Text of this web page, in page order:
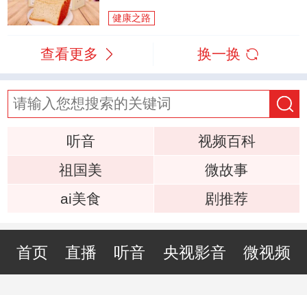
健康之路
查看更多 换一换
听音
视频百科
祖国美
微故事
ai美食
剧推荐
首页 直播 听音 央视影音 微视频